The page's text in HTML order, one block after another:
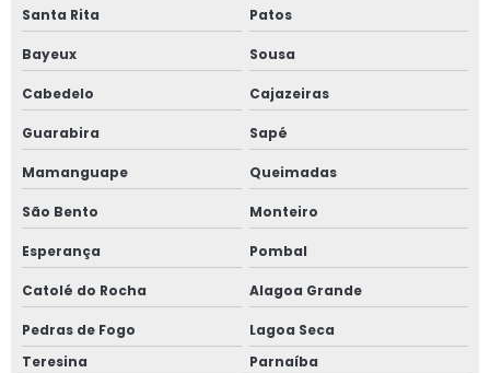
Santa Rita Patos
Bayeux Sousa
Cabedelo Cajazeiras
Guarabira Sapé
Mamanguape Queimadas
São Bento Monteiro
Esperança Pombal
Catolé do Rocha Alagoa Grande
Pedras de Fogo
Lagoa Seca
Teresina
Parnaíba